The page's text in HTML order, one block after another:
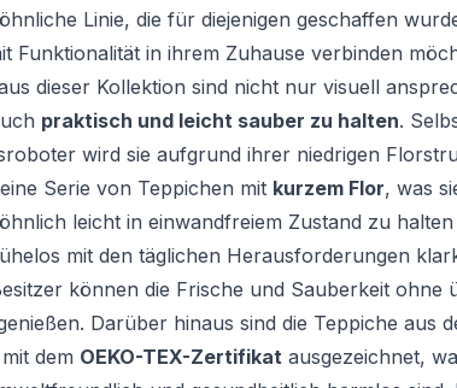
Linie, die für diejenigen geschaffen
Funktionalität in ihrem Zuhause verbinden
dieser Kollektion sind nicht nur visuell
praktisch und leicht sauber zu halten.
wird sie aufgrund ihrer niedrigen
Serie von Teppichen mit kurzem Flor, was
leicht in einwandfreiem Zustand zu halten
mit den täglichen Herausforderungen
können die Frische und Sauberkeit ohne
Darüber hinaus sind die Teppiche aus
dem OEKO-TEX-Zertifikat ausgezeichnet,